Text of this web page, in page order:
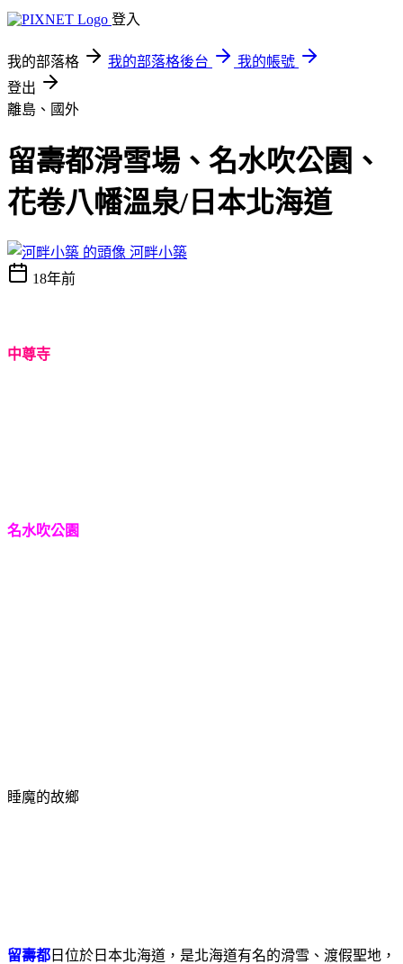
登入
我的部落格 我的部落格後台
我的帳號
登出
離島、國外
留壽都滑雪場、名水吹公園、
花卷八幡溫泉/日本北海道
河畔小築
18年前
中尊寺
名水吹公園
睡魔的故鄉
留壽都 日 位於日本北海道，是北海道有名的滑雪、渡假聖地，